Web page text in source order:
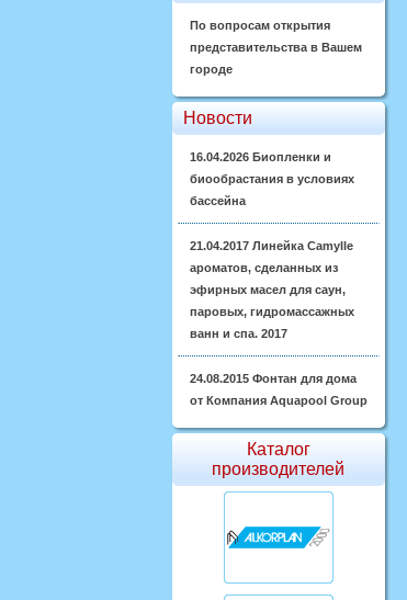
По вопросам открытия
представительства в Вашем
городе
Новости
16.04.2026 Биопленки и
биообрастания в условиях
бассейна
21.04.2017 Линейка Camylle
ароматов, сделанных из
эфирных масел для саун,
паровых, гидромассажных
ванн и спа. 2017
24.08.2015 Фонтан для дома
от Компания Aquapool Group
Каталог
производителей